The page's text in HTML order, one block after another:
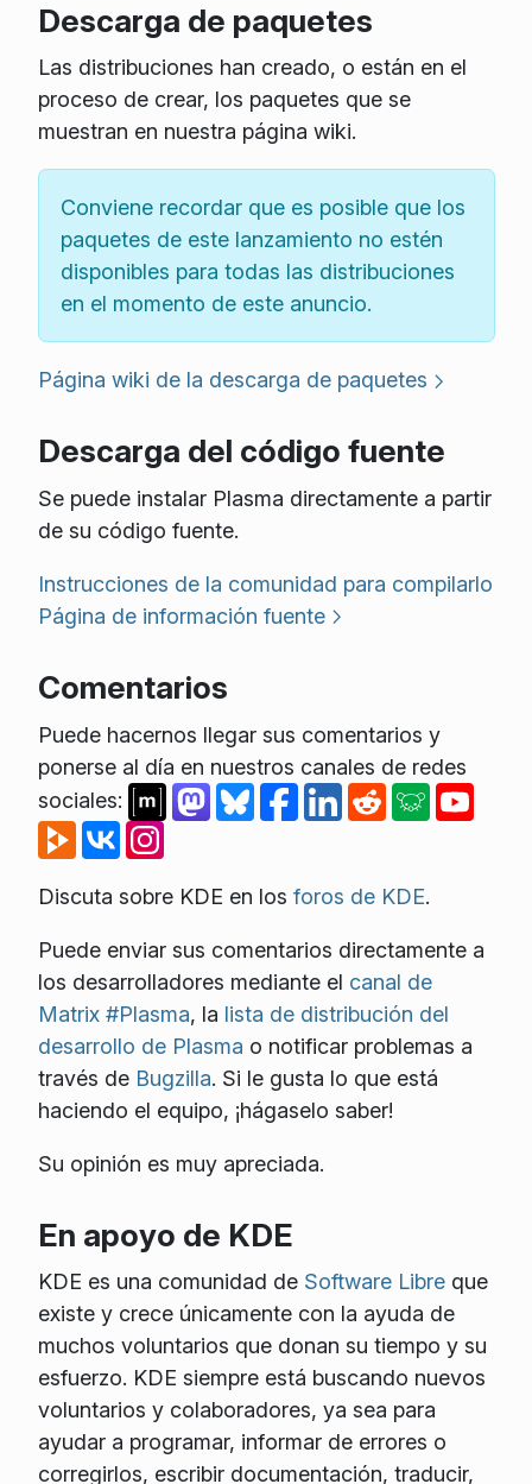
Descarga de paquetes
Las distribuciones han creado, o están en el
proceso de crear, los paquetes que se
muestran en nuestra página wiki.
Conviene recordar que es posible que los
paquetes de este lanzamiento no estén
disponibles para todas las distribuciones
en el momento de este anuncio.
Página wiki de la descarga de paquetes
Descarga del código fuente
Se puede instalar Plasma directamente a partir
de su código fuente.
Instrucciones de la comunidad para compilarlo
Página de información fuente
Comentarios
Puede hacernos llegar sus comentarios y
ponerse al día en nuestros canales de redes
sociales:
Discuta sobre KDE en los foros de KDE.
Puede enviar sus comentarios directamente a
los desarrolladores mediante el canal de
Matrix #Plasma, la lista de distribución del
desarrollo de Plasma o notificar problemas a
través de Bugzilla. Si le gusta lo que está
haciendo el equipo, ¡hágaselo saber!
Su opinión es muy apreciada.
En apoyo de KDE
KDE es una comunidad de Software Libreque
existe y crece únicamente con la ayuda de
muchos voluntarios que donan su tiempo y su
esfuerzo. KDE siempre está buscando nuevos
voluntarios y colaboradores, ya sea para
ayudar a programar, informar de errores o
corregirlos, escribir documentación, traducir,